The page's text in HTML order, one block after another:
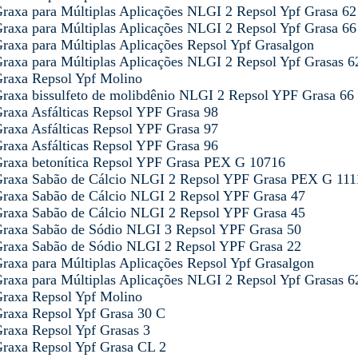
para Múltiplas Aplicações NLGI 2 Repsol Ypf Grasa 62
para Múltiplas Aplicações NLGI 2 Repsol Ypf Grasa 66
para Múltiplas Aplicações Repsol Ypf Grasalgon
para Múltiplas Aplicações NLGI 2 Repsol Ypf Grasas
Repsol Ypf Molino
bissulfeto de molibdênio NLGI 2 Repsol YPF Grasa 66
Asfálticas Repsol YPF Grasa 98
Asfálticas Repsol YPF Grasa 97
Asfálticas Repsol YPF Grasa 96
betonítica Repsol YPF Grasa PEX G 10716
Sabão de Cálcio NLGI 2 Repsol YPF Grasa PEX G
Sabão de Cálcio NLGI 2 Repsol YPF Grasa 47
Sabão de Cálcio NLGI 2 Repsol YPF Grasa 45
Sabão de Sódio NLGI 3 Repsol YPF Grasa 50
Sabão de Sódio NLGI 2 Repsol YPF Grasa 22
para Múltiplas Aplicações Repsol Ypf Grasalgon
para Múltiplas Aplicações NLGI 2 Repsol Ypf Grasas
Repsol Ypf Molino
Repsol Ypf Grasa 30 C
Repsol Ypf Grasas 3
Repsol Ypf Grasa CL 2